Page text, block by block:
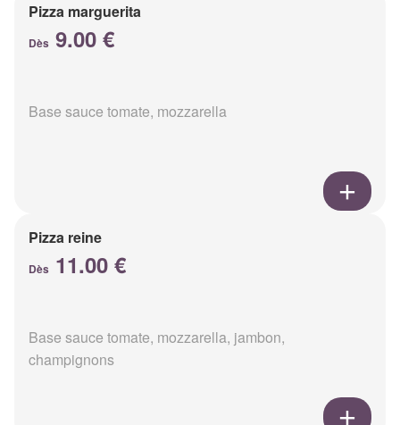
Pizza marguerita
Dès 9.00 €
Base sauce tomate, mozzarella
Pizza reine
Dès 11.00 €
Base sauce tomate, mozzarella, jambon,
champignons